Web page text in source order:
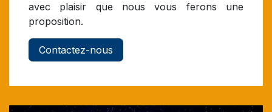
avec plaisir que nous vous ferons une
proposition.
Contactez-nous